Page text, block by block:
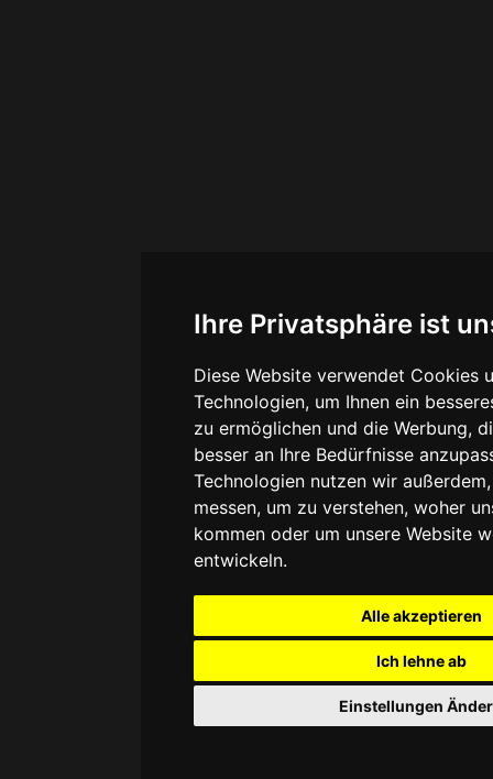
Ihre Privatsphäre ist
Diese Website verwendet Cookies
Technologien, um Ihnen ein
zu ermöglichen und die Werbung,
besser an Ihre Bedürfnisse
Technologien nutzen wir
messen, um zu verstehen, woher
kommen oder um unsere Website
entwickeln.
Alle akzeptieren
Ich lehne ab
Einstellungen